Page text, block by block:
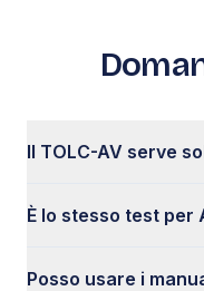
Il TOLC-AV serve
È lo stesso test per
Posso usare i